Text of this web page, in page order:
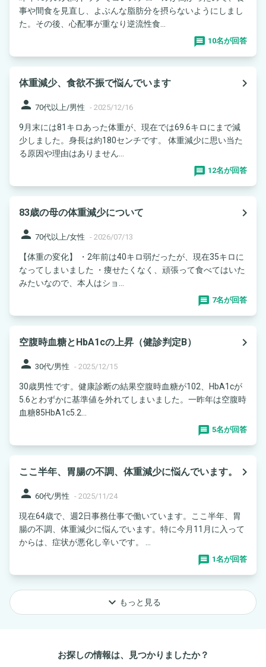
事や間食を見直し、よぶんな脂肪分を摂らないようにしまし
た。その後、心配事が重なり逆流性食...
10名が回答
体重減少、食欲不振で悩んでいます
navigate_next
person 70代以上/男性 - 2025/12/16
9月末には81キロあった体重が、現在では69.6キロにまで減
少しました。身長は約180センチです。 体重減少に思い当た
る原因や理由はありません...
12名が回答
83歳の母の体重減少について
navigate_next
person 70代以上/女性 - 2026/07/13
【体重の変化】 ・2年前は40キロ弱だったが、現在35キロに
なってしまいました ・痩せたくなく、頑張って食べてはいた
みたいなので、本人はショ...
7名が回答
空腹時血糖とHbA1cの上昇（健診判定B）
navigate_next
person 30代/男性 - 2025/12/15
30歳男性です。健康診断の結果空腹時血糖が102、HbA1cが
5.6とわずかに基準値を外れてしまいました。一昨年は空腹時
血糖85HbA1c5.2...
5名が回答
ここ半年、胃腸の不調、体重減少に悩んでいます。
navigate_next
person 60代/男性 - 2025/11/24
現在64歳で、週2日事務仕事で働いています。ここ半年、胃
腸の不調、体重減少に悩んでいます。特に今月11月に入って
からは、症状が悪化し辛いです。 ...
1名が回答
keyboard_arrow_down もっと見る
お探しの情報は、見つかりましたか？